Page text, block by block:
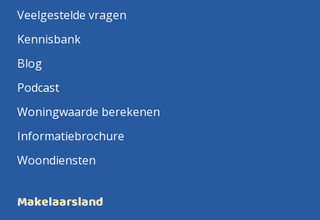
Veelgestelde vragen
Kennisbank
Blog
Podcast
Woningwaarde berekenen
Informatiebrochure
Woondiensten
Makelaarsland